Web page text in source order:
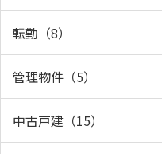
転勤（8）
管理物件（5）
中古戸建（15）